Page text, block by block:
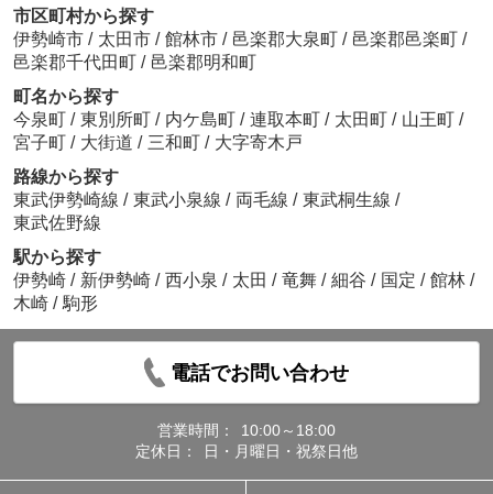
市区町村から探す
伊勢崎市 / 太田市 / 館林市 / 邑楽郡大泉町 / 邑楽郡邑楽町
/
邑楽郡千代田町
/ 邑楽郡明和町
町名から探す
今泉町 / 東別所町 / 内ケ島町 / 連取本町 / 太田町 / 山王町 /
宮子町 / 大街道 / 三和町 / 大字寄木戸
路線から探す
東武伊勢崎線 / 東武小泉線 / 両毛線 / 東武桐生線 /
東武佐野線
駅から探す
伊勢崎 / 新伊勢崎 / 西小泉 / 太田 / 竜舞 / 細谷 / 国定 / 館林 /
木崎 / 駒形
電話でお問い合わせ
営業時間：
10:00～18:00
定休日：
日・月曜日・祝祭日他